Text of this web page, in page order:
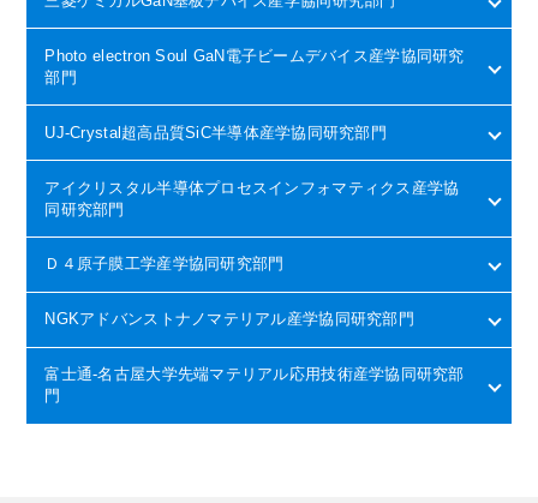
Photo electron Soul GaN電子ビームデバイス産学協同研究
部門
UJ-Crystal超高品質SiC半導体産学協同研究部門
アイクリスタル半導体プロセスインフォマティクス産学協
同研究部門
Ｄ４原子膜工学産学協同研究部門
NGKアドバンストナノマテリアル産学協同研究部門
富士通-名古屋大学先端マテリアル応用技術産学協同研究部
門